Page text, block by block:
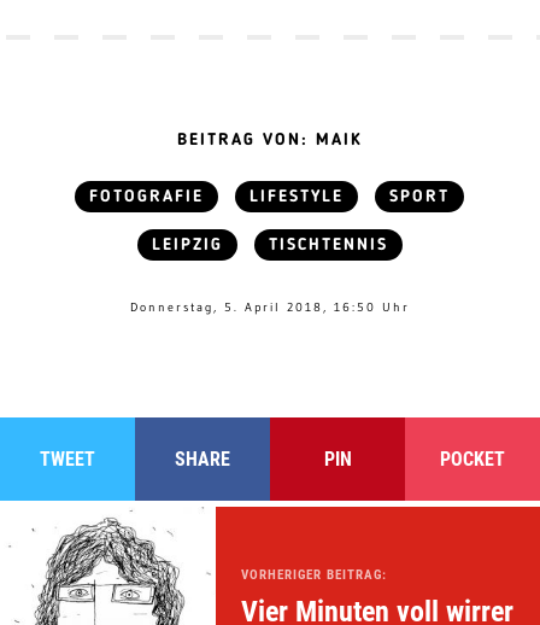
BEITRAG VON: MAIK
FOTOGRAFIE LIFESTYLE SPORT
LEIPZIG TISCHTENNIS
Donnerstag, 5. April 2018, 16:50 Uhr
TWEET SHARE PIN POCKET
VORHERIGER BEITRAG:
Vier Minuten voll wirrer